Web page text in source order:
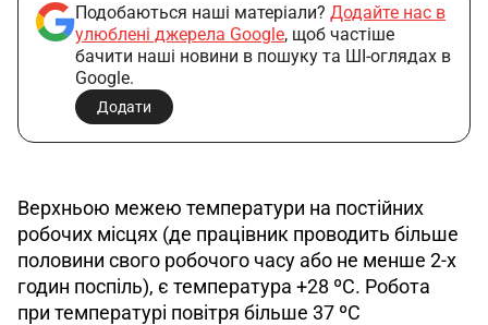
Подобаються наші матеріали? Додайте нас в
улюблені джерела Google, щоб частіше
бачити наші новини в пошуку та ШІ-оглядах в
Google.
Додати
Верхньою межею температури на постійних
робочих місцях (де працівник проводить більше
половини свого робочого часу або не менше 2-х
годин поспіль), є температура +28 ºС. Робота
при температурі повітря більше 37 ºС